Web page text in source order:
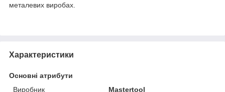
металевих виробах.
Характеристики
Основні атрибути
Виробник
Mastertool